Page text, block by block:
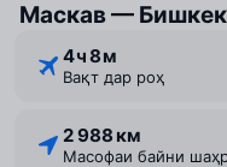
Маскав — Бишкек
4 ⁠ч 8 ⁠м
Вақт дар роҳ
2 988 км
Масофаи байни